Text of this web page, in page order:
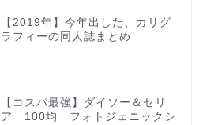
【2019年】今年出した、カリグ
ラフィーの同人誌まとめ
【コスパ最強】ダイソー＆セリ
ア 100均 フォトジェニックシ